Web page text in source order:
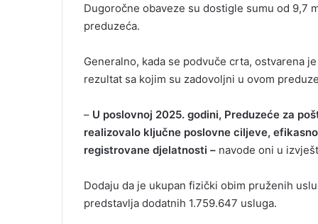
Dugoročne obaveze su dostigle sumu od 9,7
preduzeća.
Generalno, kada se podvuče crta, ostvarena
rezultat sa kojim su zadovoljni u ovom
– U poslovnoj 2025. godini, Preduzeće za
realizovalo ključne poslovne ciljeve,
registrovane djelatnosti – navode oni u
Dodaju da je ukupan fizički obim pruženih
predstavlja dodatnih 1.759.647 usluga.